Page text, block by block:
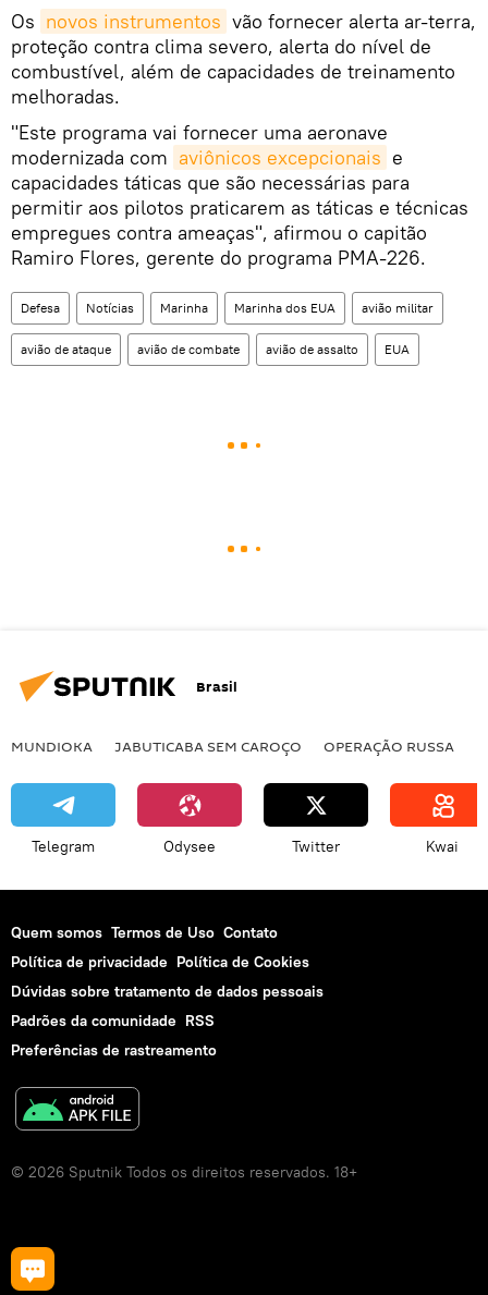
Os novos instrumentos vão fornecer alerta ar-terra,
proteção contra clima severo, alerta do nível de
combustível, além de capacidades de treinamento
melhoradas.
"Este programa vai fornecer uma aeronave
modernizada com aviônicos excepcionais e
capacidades táticas que são necessárias para
permitir aos pilotos praticarem as táticas e técnicas
empregues contra ameaças", afirmou o capitão
Ramiro Flores, gerente do programa PMA-226.
Defesa Notícias Marinha Marinha dos EUA avião militar
avião de ataque avião de combate avião de assalto EUA
Brasil
MUNDIOKA JABUTICABA SEM CAROÇO OPERAÇÃO RUSSA
Telegram Odysee Twitter Kwai
Quem somos Termos de Uso Contato
Política de privacidade Política de Cookies
Dúvidas sobre tratamento de dados pessoais
Padrões da comunidade RSS
Preferências de rastreamento
© 2026 Sputnik Todos os direitos reservados. 18+